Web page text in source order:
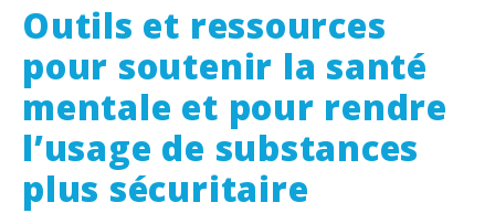
Outils et ressources
pour soutenir la santé
mentale et pour rendre
l’usage de substances
plus sécuritaire